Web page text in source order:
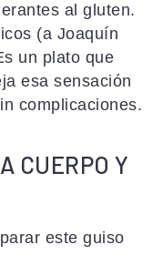
al gluten.
(a Joaquín
un plato que
esa sensación
complicaciones.
CUERPO Y
este guiso